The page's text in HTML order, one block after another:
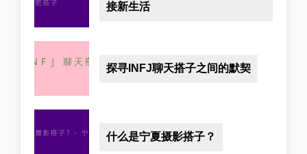
接新生活
探寻INFJ聊天搭子之间的默契
什么是宁夏摄影搭子？